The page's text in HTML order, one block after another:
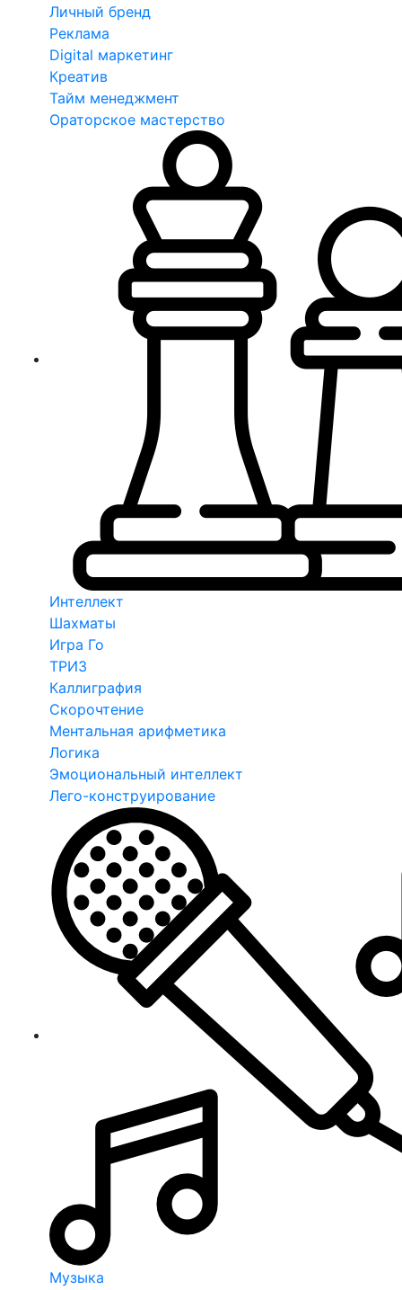
Личный бренд
Реклама
Digital маркетинг
Креатив
Тайм менеджмент
Ораторское мастерство
Интеллект
Шахматы
Игра Го
ТРИЗ
Каллиграфия
Скорочтение
Ментальная арифметика
Логика
Эмоциональный интеллект
Лего-конструирование
Музыка